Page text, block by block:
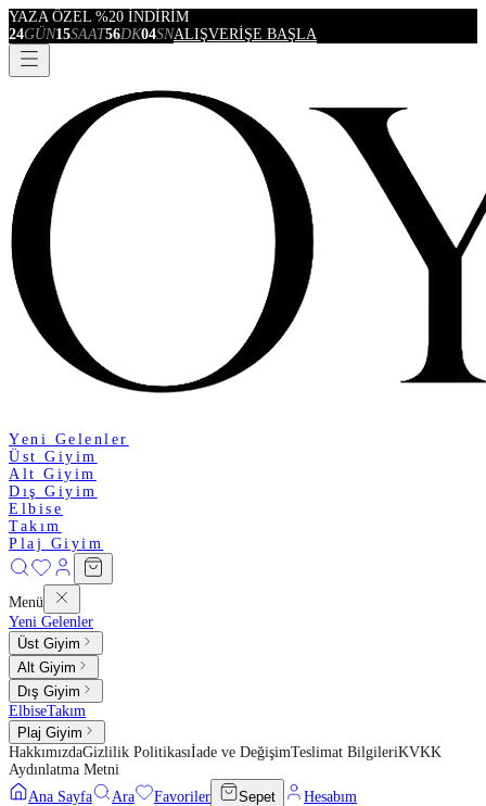
YAZA ÖZEL %20 İNDİRİM
24GÜN15SAAT56DK04SNALIŞVERİŞE BAŞLA
Yeni Gelenler
Üst Giyim
Alt Giyim
Dış Giyim
Elbise
Takım
Plaj Giyim
Menü
Yeni Gelenler
Üst Giyim
Alt Giyim
Dış Giyim
ElbiseTakım
Plaj Giyim
HakkımızdaGizlilik Politikasıİade ve DeğişimTeslimat BilgileriKVKK
Aydınlatma Metni
Ana Sayfa
Ara Favoriler Sepet Hesabım